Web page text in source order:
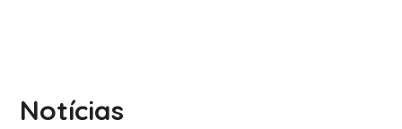
Notícias